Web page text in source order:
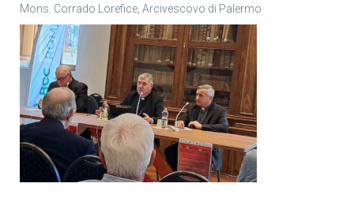
Mons. Corrado Lorefice, Arcivescovo di Palermo